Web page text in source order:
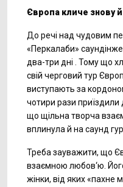
Європа кличе знову
До речі над чудовим
«Перкалаби»
два-три дні . Тому що
свій черговий тур
виступають за
чотири рази
що щільна творча
вплинула й на саунд
Треба зауважити, що
взаємною любов‘ю. Його
жінки, від яких «пахне